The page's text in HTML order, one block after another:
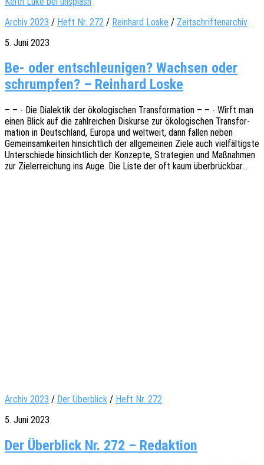
Archiv 2023 / Heft Nr. 272 / Reinhard Loske / Zeitschriftenarchiv
5. Juni 2023
Be- oder entschleunigen? Wachsen oder
schrumpfen? – Reinhard Loske
– – - Die Dialek­tik der ökolo­gi­schen Trans­for­ma­ti­on – – - Wirft man
einen Blick auf die zahl­rei­chen Diskur­se zur ökolo­gi­schen Trans­for­
ma­ti­on in Deutsch­land, Europa und welt­weit, dann fallen neben
Gemein­sam­kei­ten hinsicht­lich der allge­mei­nen Ziele auch viel­fäl­tigs­te
Unter­schie­de hinsicht­lich der Konzep­te, Stra­te­gien und Maßnah­men
zur Ziel­er­rei­chung ins Auge. Die Liste der oft kaum überbrückbar…
Archiv 2023 / Der Überblick / Heft Nr. 272
5. Juni 2023
Der Überblick Nr. 272 – Redaktion